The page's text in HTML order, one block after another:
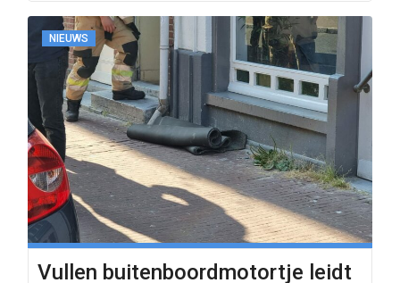
NIEUWS
Vullen buitenboordmotortje leidt